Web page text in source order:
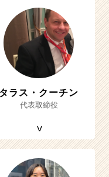
タラス・クーチン
代表取締役